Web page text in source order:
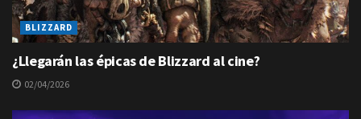
BLIZZARD
¿Llegarán las épicas de Blizzard al cine?
02/04/2026